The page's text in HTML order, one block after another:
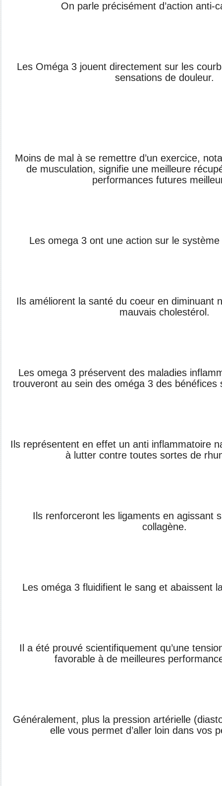
On parle précisément d’action anti-
Les Oméga 3 jouent directement sur les
sensations de douleur.
Moins de mal à se remettre d’un exercice,
de musculation, signifie une meilleure
performances futures
Les omega 3 ont une action sur le
Ils améliorent la santé du coeur en diminuant
mauvais cholestérol.
Les omega 3 préservent des maladies
trouveront au sein des oméga 3 des bénéfices
Ils représentent en effet un anti inflammatoire
à lutter contre toutes sortes de
Ils renforceront les ligaments en agissant
collagène.
Les oméga 3 fluidifient le sang et abaissent
Il a été prouvé scientifiquement qu’une
favorable à de meilleures
Généralement, plus la pression artérielle
elle vous permet d’aller loin dans vos